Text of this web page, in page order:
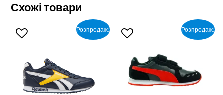
Схожі товари
Розпродаж! Розпродаж!